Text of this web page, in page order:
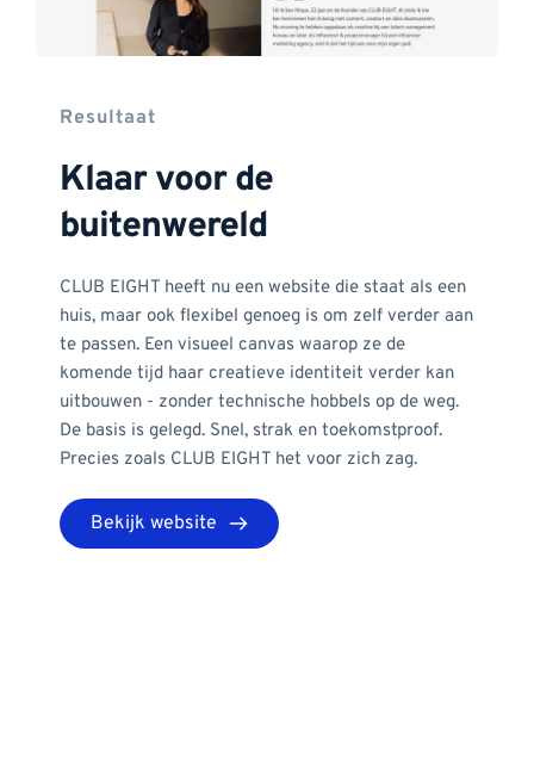
Resultaat
Klaar voor de
buitenwereld
CLUB EIGHT heeft nu een website die staat als een
huis, maar ook flexibel genoeg is om zelf verder aan
te passen. Een visueel canvas waarop ze de
komende tijd haar creatieve identiteit verder kan
uitbouwen - zonder technische hobbels op de weg.
De basis is gelegd. Snel, strak en toekomstproof.
Precies zoals CLUB EIGHT het voor zich zag.
Bekijk website